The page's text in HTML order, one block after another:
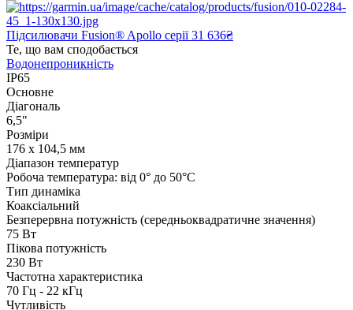
Підсилювачи Fusion® Apollo серії 31 636₴
Те, що вам сподобається
Водонепроникність
IP65
Основне
Діагональ
6,5"
Розміри
176 x 104,5 мм
Діапазон температур
Робоча температура: від 0° до 50°C
Тип динаміка
Коаксіальний
Безперервна потужність (середньоквадратичне значення)
75 Вт
Пікова потужність
230 Вт
Частотна характеристика
70 Гц - 22 кГц
Чутливість